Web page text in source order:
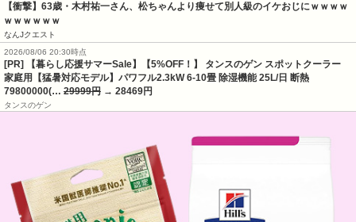
【衝撃】63歳・木村祐一さん、松ちゃんより痩せて別人級のイケおじにｗｗｗｗ
ｗｗｗｗｗｗ
なんJクエスト
2026/08/06 20:30時点
[PR] 【暮らし応援サマーSale】【5%OFF！】 タンスのゲン スポットクーラー
家庭用【猛暑対応モデル】パワフル2.3kW 6-10畳 除湿機能 25L/日 断熱
79800000(… 29999円 → 28469円
タンスのゲン